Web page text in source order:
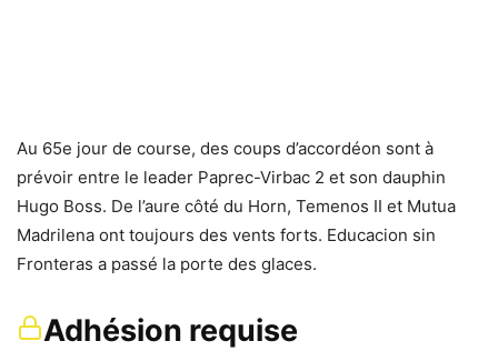
Au 65e jour de course, des coups d’accordéon sont à
prévoir entre le leader Paprec-Virbac 2 et son dauphin
Hugo Boss. De l’aure côté du Horn, Temenos II et Mutua
Madrilena ont toujours des vents forts. Educacion sin
Fronteras a passé la porte des glaces.
Adhésion requise